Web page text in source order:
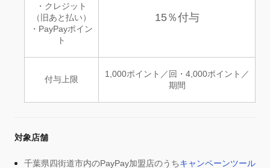
・クレジット
（旧あと払い）
・PayPayポイン
ト
15％付与
付与上限
1,000ポイント／回・4,000ポイント／
期間
対象店舗
千葉県四街道市内のPayPay加盟店のうちキャンペーンツール